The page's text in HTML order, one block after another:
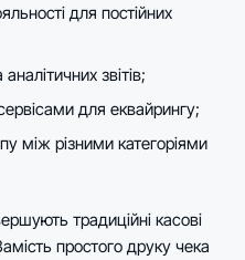
для постійних
звітів;
для еквайрингу;
між різними категоріями
традиційні касові
простого друку чека